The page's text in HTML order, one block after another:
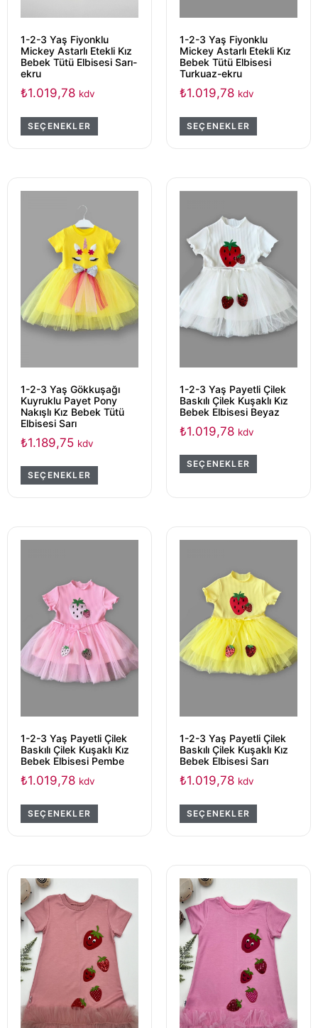
1-2-3 Yaş Fiyonklu
Mickey Astarlı Etekli Kız
Bebek Tütü Elbisesi Sarı-
ekru
₺1.019,78 kdv
SEÇENEKLER
1-2-3 Yaş Fiyonklu
Mickey Astarlı Etekli Kız
Bebek Tütü Elbisesi
Turkuaz-ekru
₺1.019,78 kdv
SEÇENEKLER
1-2-3 Yaş Gökkuşağı
Kuyruklu Payet Pony
Nakışlı Kız Bebek Tütü
Elbisesi Sarı
₺1.189,75 kdv
SEÇENEKLER
1-2-3 Yaş Payetli Çilek
Baskılı Çilek Kuşaklı Kız
Bebek Elbisesi Beyaz
₺1.019,78 kdv
SEÇENEKLER
1-2-3 Yaş Payetli Çilek
Baskılı Çilek Kuşaklı Kız
Bebek Elbisesi Pembe
₺1.019,78 kdv
SEÇENEKLER
1-2-3 Yaş Payetli Çilek
Baskılı Çilek Kuşaklı Kız
Bebek Elbisesi Sarı
₺1.019,78 kdv
SEÇENEKLER